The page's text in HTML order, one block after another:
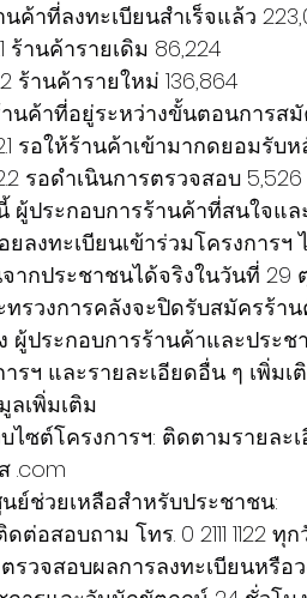
านค้าที่ลงทะเบียนสำเร็จแล้ว
ร้านค้ารายเดิม 86,224
ร้านค้ารายใหม่ 136,864
านค้าที่อยู่ระหว่างขั้นตอนการสมั
รอให้ร้านค้าเข้ามากดยอมรับ
รอดำเนินการตรวจสอบ 5,526
ผู้ประกอบการร้านค้าที่สนใจแ
ยลงทะเบียนเข้าร่วมโครงการฯ
จากประชาชนได้จริงในวันที่
ทรวงการคลังจะปิดรับสมัครร้า
ผู้ประกอบการร้านค้าและประ
ารฯ และรายละเอียดอื่น ๆ เพิ่ม
ลเพิ่มเติม
ว็บไซต์โครงการฯ: ติดตามรายล
.com
นย์ช่วยเหลือสำหรับประชาชน:
ติดต่อสอบถาม โทร. 0 2111
รวจสอบผลการลงทะเบียนหรือว